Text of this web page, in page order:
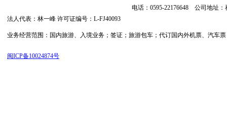
电话：0595-22176648 公司地址
法人代表：林一峰 许可证编号：L-FJ40093
业务经营范围：国内旅游、入境业务；签证；旅游包车；代订国内外机票、汽
闽ICP备10024874号